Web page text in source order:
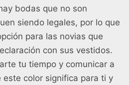
bodas que no son
siendo legales, por lo que
para las novias que
con sus vestidos.
tu tiempo y comunicar a
este color significa para ti y